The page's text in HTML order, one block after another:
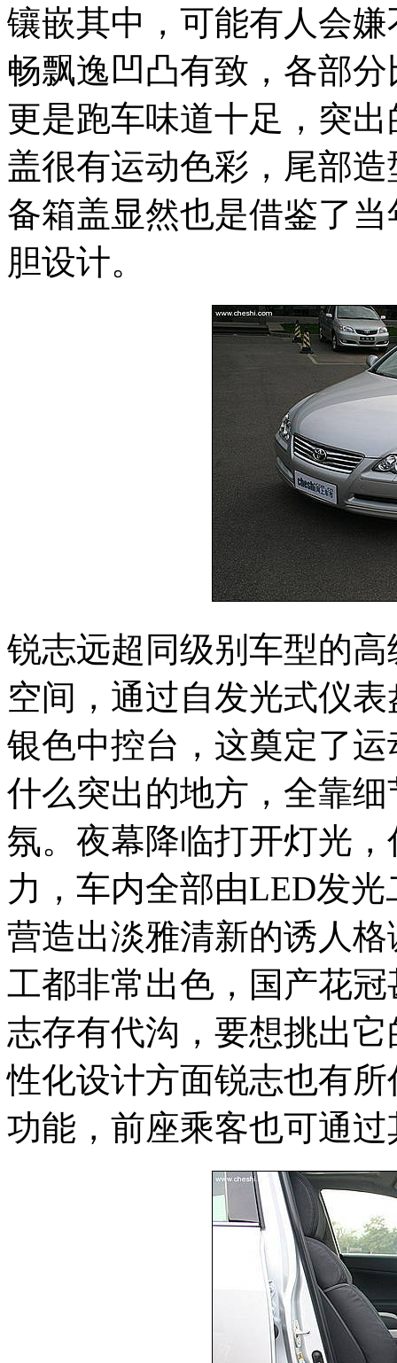
镶嵌其中，可能有人会
畅飘逸凹凸有致，各部
更是跑车味道十足，突
盖很有运动色彩，尾部
备箱盖显然也是借鉴了当
胆设计。
锐志远超同级别车型的
空间，通过自发光式仪
银色中控台，这奠定了
什么突出的地方，全靠
氛。夜幕降临打开灯光
力，车内全部由LED发
营造出淡雅清新的诱人
工都非常出色，国产花
志存有代沟，要想挑出
性化设计方面锐志也有
功能，前座乘客也可通